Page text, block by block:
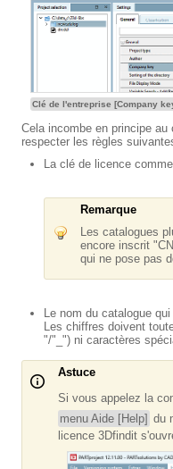
Clé de l'entreprise [Company
Cela incombe en principe
respecter les règles
La clé de licence
Remarque
Les catalogues
encore inscrit
qui ne pose pas
Le nom du catalogue
Les chiffres doivent
"/"_") ni caractères
Astuce
Si vous appelez la
menu Aide [Help] du
licence 3Dfindit